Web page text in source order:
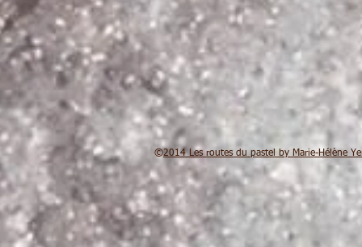
​©2014 Les routes du pastel by Marie-Hélène